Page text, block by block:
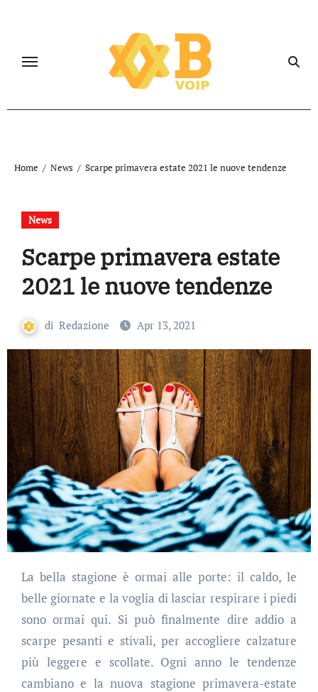
Home News Scarpe primavera estate 2021 le nuove tendenze
News
Scarpe primavera estate
2021 le nuove tendenze
di Redazione Apr 13, 2021
La bella stagione è ormai alle porte: il caldo, le
belle giornate e la voglia di lasciar respirare i piedi
sono ormai qui. Si può finalmente dire addio a
scarpe pesanti e stivali, per accogliere calzature
più leggere e scollate. Ogni anno le tendenze
cambiano e la nuova stagione primavera-estate